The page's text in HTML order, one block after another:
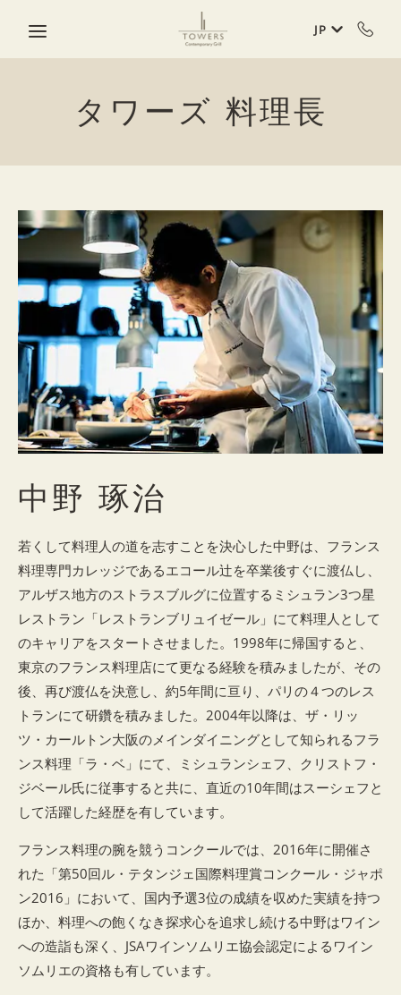
JP
タワーズ 料理長
中野 琢治
若くして料理人の道を志すことを決心した中野は、フランス
料理専門カレッジであるエコール辻を卒業後すぐに渡仏し、
アルザス地方のストラスブルグに位置するミシュラン3つ星
レストラン「レストランブリュイゼール」にて料理人として
のキャリアをスタートさせました。1998年に帰国すると、
東京のフランス料理店にて更なる経験を積みましたが、その
後、再び渡仏を決意し、約5年間に亘り、パリの４つのレス
トランにて研鑽を積みました。2004年以降は、ザ・リッ
ツ・カールトン大阪のメインダイニングとして知られるフラ
ンス料理「ラ・ベ」にて、ミシュランシェフ、クリストフ・
ジベール氏に従事すると共に、直近の10年間はスーシェフと
して活躍した経歴を有しています。
フランス料理の腕を競うコンクールでは、2016年に開催さ
れた「第50回ル・テタンジェ国際料理賞コンクール・ジャポ
ン2016」において、国内予選3位の成績を収めた実績を持つ
ほか、料理への飽くなき探求心を追求し続ける中野はワイン
への造詣も深く、JSAワインソムリエ協会認定によるワイン
ソムリエの資格も有しています。